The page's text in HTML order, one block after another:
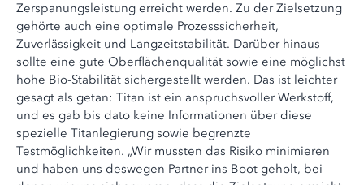
Zerspanungsleistung erreicht werden. Zu der Zielsetzung
gehörte auch eine optimale Prozesssicherheit,
Zuverlässigkeit und Langzeitstabilität. Darüber hinaus
sollte eine gute Oberflächenqualität sowie eine möglichst
hohe Bio-Stabilität sichergestellt werden. Das ist leichter
gesagt als getan: Titan ist ein anspruchsvoller Werkstoff,
und es gab bis dato keine Informationen über diese
spezielle Titanlegierung sowie begrenzte
Testmöglichkeiten. „Wir mussten das Risiko minimieren
und haben uns deswegen Partner ins Boot geholt, bei